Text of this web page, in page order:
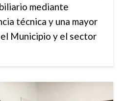
mediante
técnica y una mayor
Municipio y el sector